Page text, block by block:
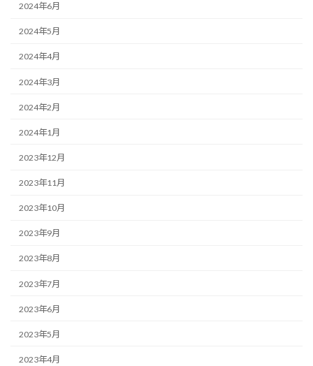
2024年6月
2024年5月
2024年4月
2024年3月
2024年2月
2024年1月
2023年12月
2023年11月
2023年10月
2023年9月
2023年8月
2023年7月
2023年6月
2023年5月
2023年4月